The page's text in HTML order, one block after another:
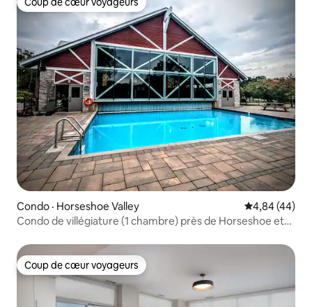
Coup de cœur voyageurs
Condo · Horseshoe Valley Note
4,84 (44)
Condo de villégiature (1 chambre) près de Horseshoe et
Coup de cœur voyageurs
Coup de cœur voyageurs